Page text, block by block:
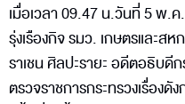
เมื่อเวลา 09.47 น.วันที่ 5 พ.
รุ่งเรืองกิจ รมว. เกษตรและ
ราเชน ศิลปะรายะ อดีตอธิบดี
ตรวจราชการกระทรวงเรื่อง